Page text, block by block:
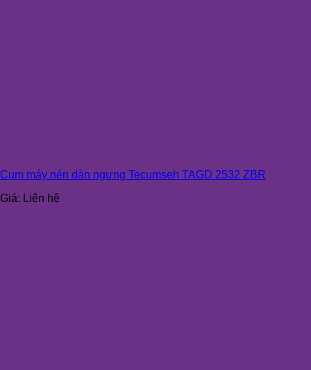
Cụm máy nén dàn ngưng Tecumseh TAGD 2532 ZBR
Giá: Liên hệ